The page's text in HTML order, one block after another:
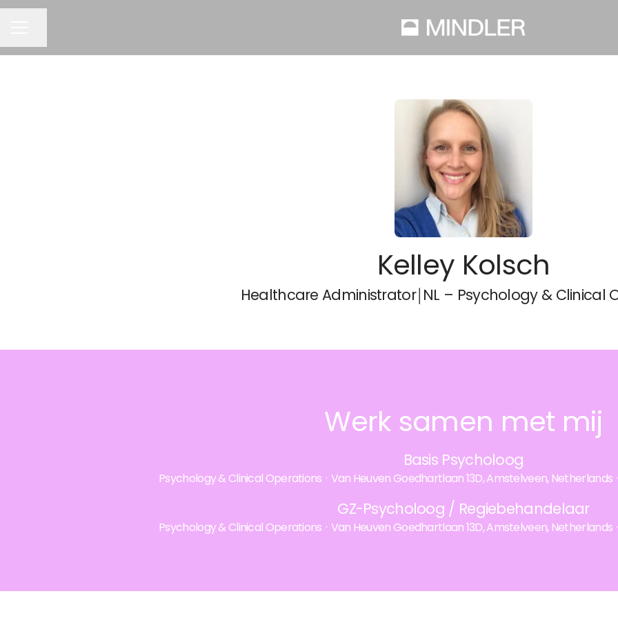
Kelley Kolsch
Healthcare Administrator￨NL – Psychology & Clinical
Werk samen met mij
Basis Psycholoog
Psychology & Clinical Operations · Van Heuven Goedhartlaan 13D, Amstelveen, Netherlands ·
GZ-Psycholoog / Regiebehandelaar
Psychology & Clinical Operations · Van Heuven Goedhartlaan 13D, Amstelveen, Netherlands ·